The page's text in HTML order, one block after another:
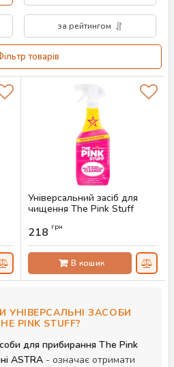
за рейтингом
товарів
Універсальний засіб для
чищення The Pink Stuff
мл
Артикул:AS-00549
218 грн
В кошик
УНІВЕРСАЛЬНІ ЗАСОБИ
PINK STUFF?
для прибирання The Pink
ASTRA - означає отримати